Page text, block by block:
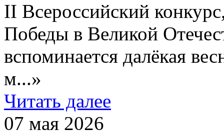
II Всероссийский
Победы в Великой
вспоминается далёкая
м...»
Читать далее
07 мая 2026